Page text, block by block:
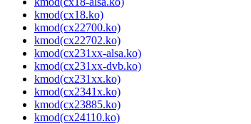
kmod(cx18.ko)
kmod(cx22700.ko)
kmod(cx22702.ko)
kmod(cx231xx-alsa.ko)
kmod(cx231xx-dvb.ko)
kmod(cx231xx.ko)
kmod(cx2341x.ko)
kmod(cx23885.ko)
kmod(cx24110.ko)